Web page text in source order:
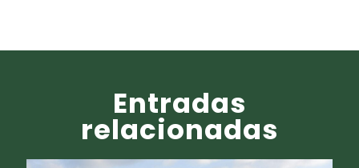
Entradas
relacionadas